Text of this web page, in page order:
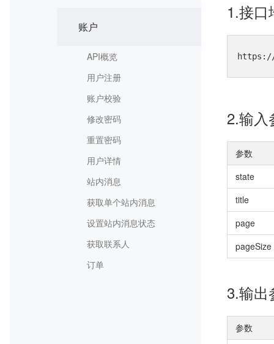
账户
API概览
用户注册
账户校验
修改密码
重置密码
用户详情
站内消息
获取单个站内消息
设置站内消息状态
获取联系人
订单
1.接口
https://
2.输入
参数
state
title
page
pageSize
3.输出
参数